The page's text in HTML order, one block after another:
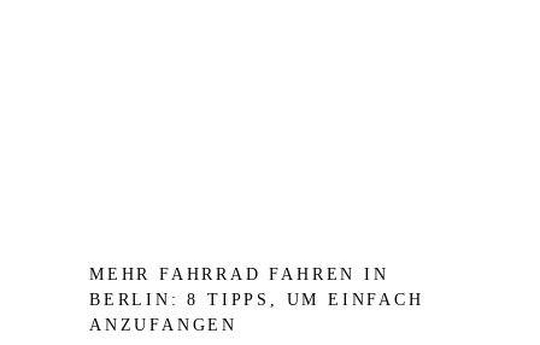
MEHR FAHRRAD FAHREN IN
BERLIN: 8 TIPPS, UM EINFACH
ANZUFANGEN